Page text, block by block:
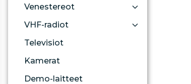
Venestereot
VHF-radiot
Televisiot
Kamerat
Demo-laitteet